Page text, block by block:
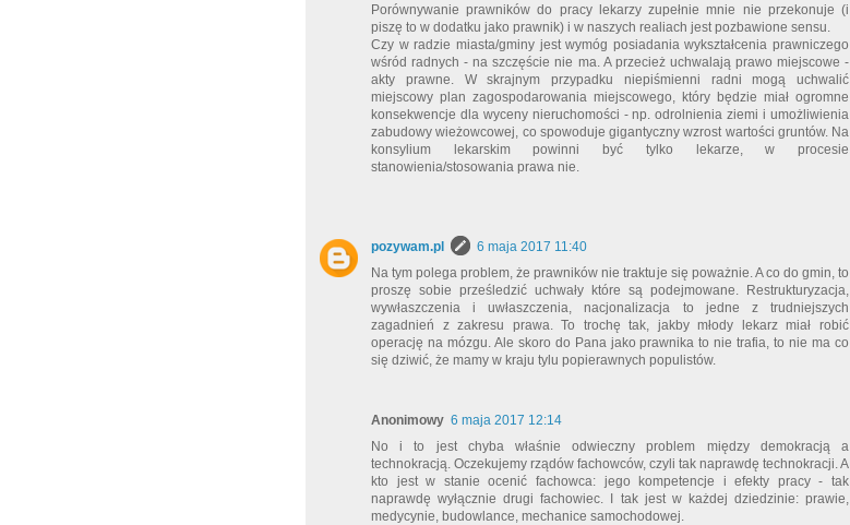
Porównywanie prawników do pracy lekarzy zupełnie mnie nie przekonuje (i
piszę to w dodatku jako prawnik) i w naszych realiach jest pozbawione sensu.
Czy w radzie miasta/gminy jest wymóg posiadania wykształcenia prawniczego
wśród radnych - na szczęście nie ma. A przecież uchwalają prawo miejscowe -
akty prawne. W skrajnym przypadku niepiśmienni radni mogą uchwalić
miejscowy plan zagospodarowania miejscowego, który będzie miał ogromne
konsekwencje dla wyceny nieruchomości - np. odrolnienia ziemi i umożliwienia
zabudowy wieżowcowej, co spowoduje gigantyczny wzrost wartości gruntów. Na
konsylium lekarskim powinni być tylko lekarze, w procesie
stanowienia/stosowania prawa nie.
pozywam.pl
6 maja 2017 11:40
Na tym polega problem, że prawników nie traktuje się poważnie. A co do gmin, to
proszę sobie prześledzić uchwały które są podejmowane. Restrukturyzacja,
wywłaszczenia i uwłaszczenia, nacjonalizacja to jedne z trudniejszych
zagadnień z zakresu prawa. To trochę tak, jakby młody lekarz miał robić
operację na mózgu. Ale skoro do Pana jako prawnika to nie trafia, to nie ma co
się dziwić, że mamy w kraju tylu popierawnych populistów.
Anonimowy 6 maja 2017 12:14
No i to jest chyba właśnie odwieczny problem między demokracją a
technokracją. Oczekujemy rządów fachowców, czyli tak naprawdę technokracji. A
kto jest w stanie ocenić fachowca: jego kompetencje i efekty pracy - tak
naprawdę wyłącznie drugi fachowiec. I tak jest w każdej dziedzinie: prawie,
medycynie, budowlance, mechanice samochodowej.